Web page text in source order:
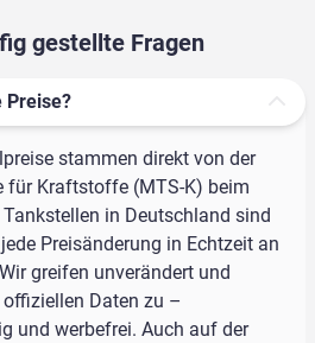
gestellte Fragen
Preise?
stammen direkt von der
für Kraftstoffe (MTS-K) beim
in Deutschland sind
Preisänderung in Echtzeit an
greifen unverändert und
Daten zu –
und werbefrei. Auch auf der